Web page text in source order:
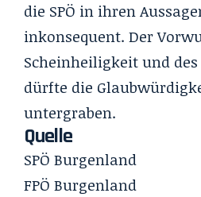
die SPÖ in ihren
inkonsequent. Der
Scheinheiligkeit und
dürfte die
untergraben.
Quelle
SPÖ Burgenland
FPÖ Burgenland